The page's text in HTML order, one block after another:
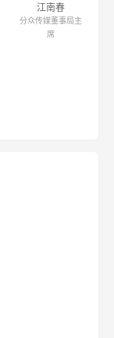
江南春
分众传媒董事局主
席